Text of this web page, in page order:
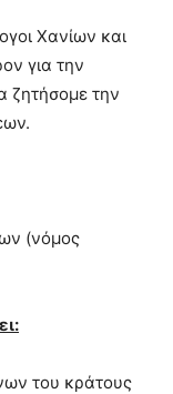
Χανίων και
για την
ζητήσομε την
(νόμος
του κράτους